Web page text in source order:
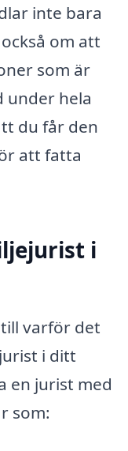
inte bara
om att
som är
under hela
du får den
att fatta
i
varför det
i ditt
en jurist med
som: